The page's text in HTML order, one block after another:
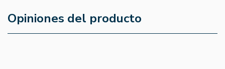
Opiniones del producto